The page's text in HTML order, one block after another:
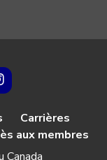
Carrières
aux membres